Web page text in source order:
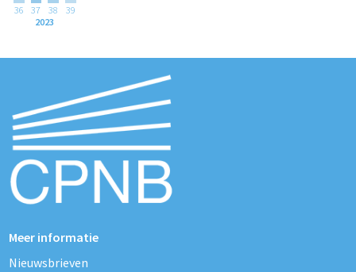
36 37 38
39
2023
Meer informatie
Nieuwsbrieven